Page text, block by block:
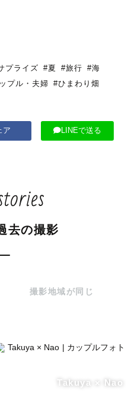
プライズ #夏 #旅行 #海
プル・夫婦 #ひまわり畑
ア LINEで送る
去の撮影
撮影地域が同じ
Takuya × Nao